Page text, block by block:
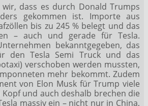
wir, dass es durch Donald Trumps
gekommen ist. Importe aus
bis zu 245 % belegt und das
– auch und gerade für Tesla.
bekanntgegeben, das
den Tesla Semi Truck und das
verschoben werden mussten,
mehr bekommt. Zudem
von Elon Musk für Trump viele
und auch deshalb brechen die
massiv ein – nicht nur in China,